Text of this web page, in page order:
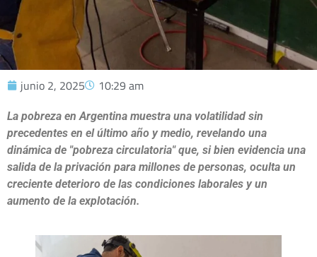
junio 2, 2025 10:29 am
La pobreza en Argentina muestra una volatilidad sin
precedentes en el último año y medio, revelando una
dinámica de "pobreza circulatoria" que, si bien evidencia una
salida de la privación para millones de personas, oculta un
creciente deterioro de las condiciones laborales y un
aumento de la explotación.